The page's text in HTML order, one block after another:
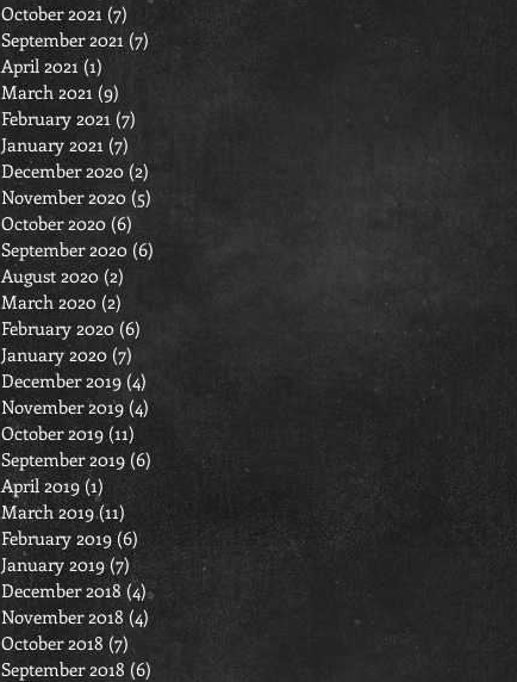
October 2021 (7)7 posts
September 2021 (7) 7 posts
April 2021 (1) 1 post
March 2021 (9)
February 2021 (7) 7 posts
January 2021 (7) 7 posts
December 2020 (2)
November 2020 (5) 5 posts
October 2020 (6) 6 posts
September 2020 (6) 6 posts
August 2020 (2)
March 2020 (2)
February 2020 (6) 6 posts
January 2020 (7) 7 posts
December 2019 (4) 4 posts
November 2019 (4)
October 2019 (11)
September 2019 (6) 6 posts
April 2019 (1) 1 post
March 2019 (11)11 posts
February 2019 (6)6 posts
January 2019 (7) 7 posts
December 2018 (4)4 posts
November 2018 (4) 4 posts
October 2018 (7) 7 posts
September 2018 (6)